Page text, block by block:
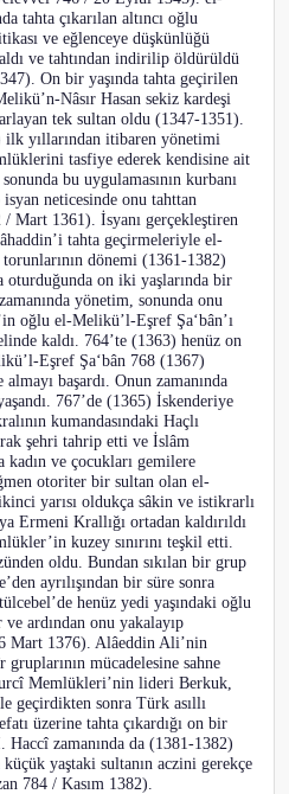
tahta çıkarılan altıncı oğlu
ve eğlenceye düşkünlüğü
ve tahtından indirilip öldürüldü
On bir yaşında tahta geçirilen
Nâsır Hasan sekiz kardeşi
tek sultan oldu (1347-1351).
ilk yıllarından itibaren yönetimi
tasfiye ederek kendisine ait
bu uygulamasının kurbanı
neticesinde onu tahttan
Mart 1361). İsyanı gerçekleştiren
tahta geçirmeleriyle el-
dönemi (1361-1382)
oturduğunda on iki yaşlarında bir
yönetim, sonunda onu
oğlu el-Melikü’l-Eşref Şa‘bân’ı
kaldı. 764’te (1363) henüz on
Eşref Şa‘bân 768 (1367)
başardı. Onun zamanında
767’de (1365) İskenderiye
kumandasındaki Haçlı
şehri tahrip etti ve İslâm
kadın ve çocukları gemilere
otoriter bir sultan olan el-
yarısı oldukça sâkin ve istikrarlı
Ermeni Krallığı ortadan kaldırıldı
kuzey sınırını teşkil etti.
oldu. Bundan sıkılan bir grup
ayrılışından bir süre sonra
henüz yedi yaşındaki oğlu
ardından onu yakalayıp
Mart 1376). Alâeddin Ali’nin
mücadelesine sahne
Memlükleri’nin lideri Berkuk,
geçirdikten sonra Türk asıllı
üzerine tahta çıkardığı on bir
zamanında da (1381-1382)
yaştaki sultanın aczini gerekçe
784 / Kasım 1382).